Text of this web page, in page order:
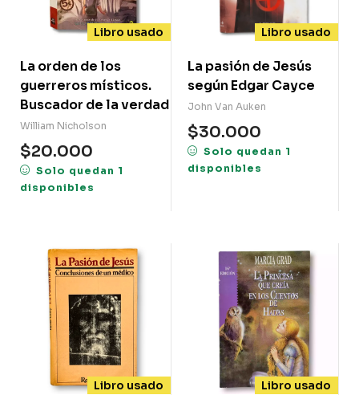
Libro usado
La orden de los
guerreros místicos.
Buscador de la verdad
William Nicholson
$20.000
Solo quedan 1
disponibles
Libro usado
La pasión de Jesús
según Edgar Cayce
John Van Auken
$30.000
Solo quedan 1
disponibles
Libro usado Libro usado